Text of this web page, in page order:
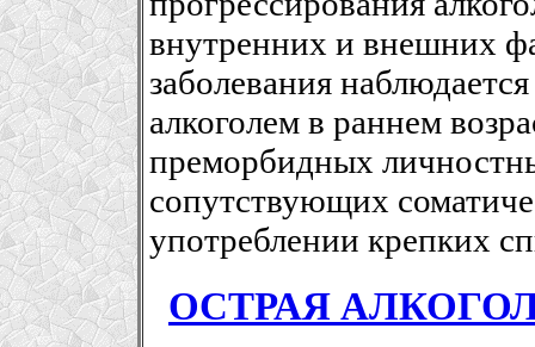
внутренних и внешних
заболевания
алкоголем в раннем
преморбидных
сопутствующих
употреблении крепких
ОСТРАЯ